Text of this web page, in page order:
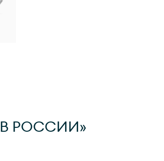
В РОССИИ»